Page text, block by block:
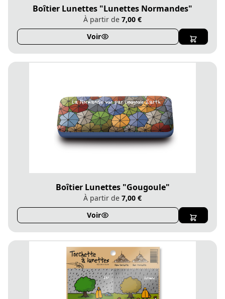
Boîtier Lunettes "Lunettes Normandes"
À partir de 7,00 €
Voir
Boîtier Lunettes "Gougoule"
À partir de 7,00 €
Voir